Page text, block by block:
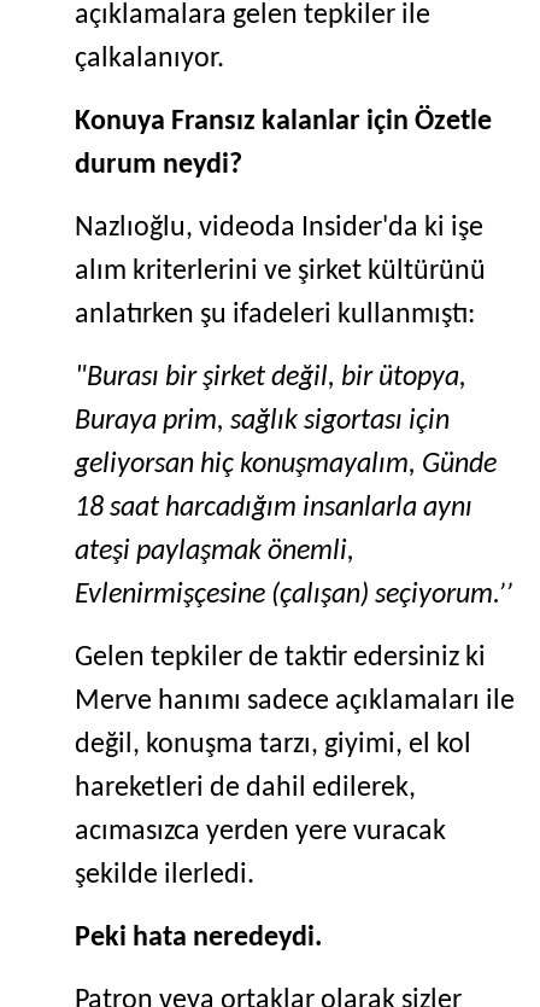
açıklamalara gelen tepkiler ile
çalkalanıyor.
Konuya Fransız kalanlar için Özetle
durum neydi?
Nazlıoğlu, videoda Insider'da ki işe
alım kriterlerini ve şirket kültürünü
anlatırken şu ifadeleri kullanmıştı:
"Burası bir şirket değil, bir ütopya,
Buraya prim, sağlık sigortası için
geliyorsan hiç konuşmayalım, Günde
18 saat harcadığım insanlarla aynı
ateşi paylaşmak önemli,
Evlenirmişçesine (çalışan) seçiyorum.’’
Gelen tepkiler de taktir edersiniz ki
Merve hanımı sadece açıklamaları ile
değil, konuşma tarzı, giyimi, el kol
hareketleri de dahil edilerek,
acımasızca yerden yere vuracak
şekilde ilerledi.
Peki hata neredeydi.